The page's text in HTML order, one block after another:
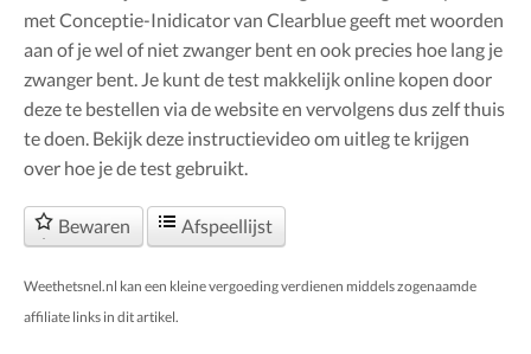
met Conceptie-Inidicator van Clearblue geeft met woorden
aan of je wel of niet zwanger bent en ook precies hoe lang je
zwanger bent. Je kunt de test makkelijk online kopen door
deze te bestellen via de website en vervolgens dus zelf thuis
te doen. Bekijk deze instructievideo om uitleg te krijgen
over hoe je de test gebruikt.
Bewaren Afspeellijst
Weethetsnel.nl kan een kleine vergoeding verdienen middels zogenaamde
affiliate links in dit artikel.